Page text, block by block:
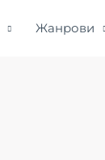
Жанрови